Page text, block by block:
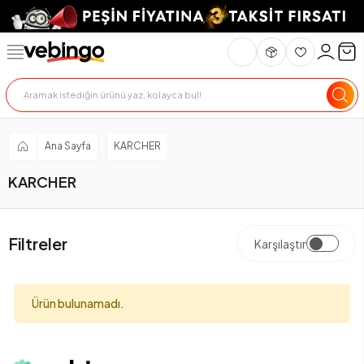
Ana Sayfa KARCHER
KARCHER
Filtreler Karşılaştır
Ürün bulunamadı.